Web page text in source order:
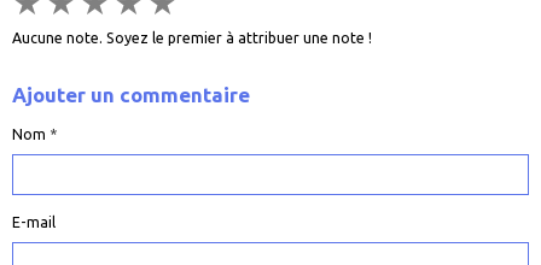
Aucune note. Soyez le premier à attribuer une note !
Ajouter un commentaire
Nom
E-mail